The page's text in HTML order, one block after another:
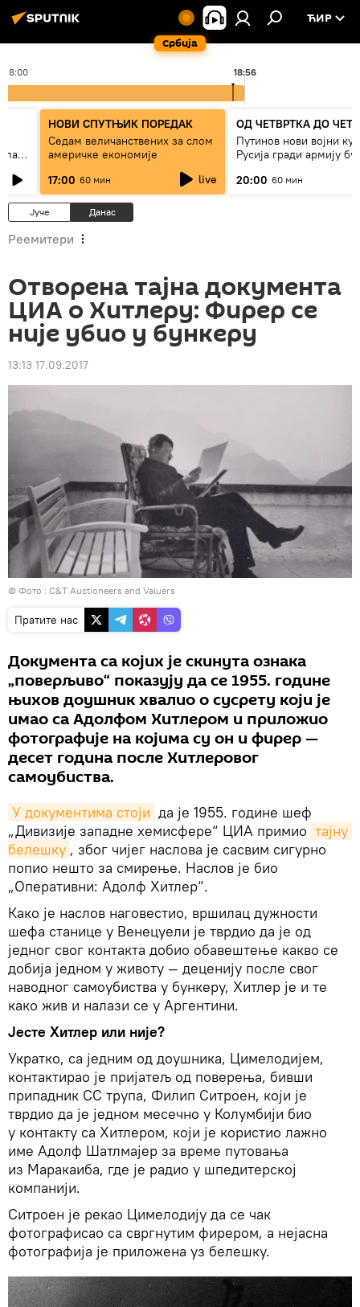
Србија
ЋИР
18:00 18:56
НОВИ СПУТЊИК ПОРЕДАК
Седам величанствених за слом
америчке економије
17:00 60 мин live
ОД ЧЕТВРТКА ДО
Путинов нови војни
Русија гради армију
20:00 60 мин
Јуче Данас
Реемитери
Отворена тајна документа
ЦИА о Хитлеру: Фирер се
није убио у бункеру
13:13 17.09.2017
© Фото : C&T Auctioneers and Valuers
Пратите нас
Документа са којих је скинута ознака
„поверљиво“ показују да се 1955. године
њихов доушник хвалио о сусрету који је
имао са Адолфом Хитлером и приложио
фотографије на којима су он и фирер —
десет година после Хитлеровог
самоубиства.
У документима стоји да је 1955. године шеф
„Дивизије западне хемисфере“ ЦИА примио тајну
белешку , због чијег наслова је сасвим сигурно
попио нешто за смирење. Наслов је био
„Оперативни: Адолф Хитлер“.
Како је наслов наговестио, вршилац дужности
шефа станице у Венецуели је тврдио да је од
једног свог контакта добио обавештење какво се
добија једном у животу — деценију после свог
наводног самоубиства у бункеру, Хитлер је и те
како жив и налази се у Аргентини.
Јесте Хитлер или није?
Укратко, са једним од доушника, Цимелодијем,
контактирао је пријатељ од поверења, бивши
припадник СС трупа, Филип Ситроен, који је
тврдио да је једном месечно у Колумбији био
у контакту са Хитлером, који је користио лажно
име Адолф Шатлмајер за време путовања
из Маракаиба, где је радио у шпедитерској
компанији.
Ситроен је рекао Цимелодију да се чак
фотографисао са свргнутим фирером, а нејасна
фотографија је приложена уз белешку.